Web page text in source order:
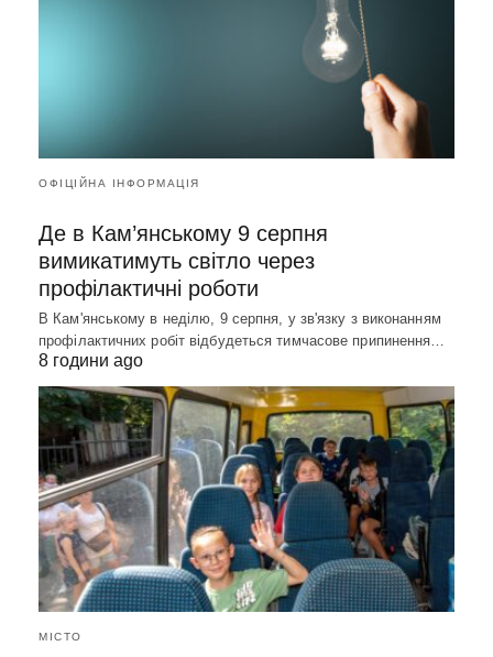
ОФІЦІЙНА ІНФОРМАЦІЯ
Де в Кам’янському 9 серпня
вимикатимуть світло через
профілактичні роботи
В Кам'янському в неділю, 9 серпня, у зв'язку з виконанням
профілактичних робіт відбудеться тимчасове припинення…
8 години ago
МІСТО